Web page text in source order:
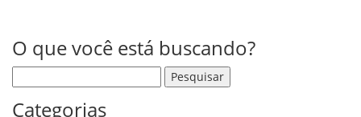
O que você está buscando?
Categorias